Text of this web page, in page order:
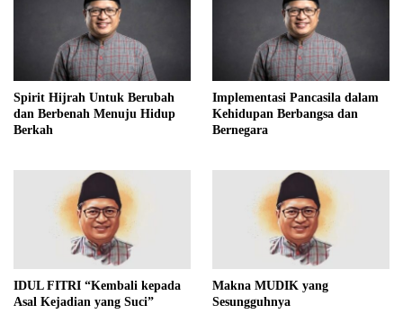
Spirit Hijrah Untuk Berubah
dan Berbenah Menuju Hidup
Berkah
Implementasi Pancasila dalam
Kehidupan Berbangsa dan
Bernegara
IDUL FITRI “Kembali kepada
Asal Kejadian yang Suci”
Makna MUDIK yang
Sesungguhnya